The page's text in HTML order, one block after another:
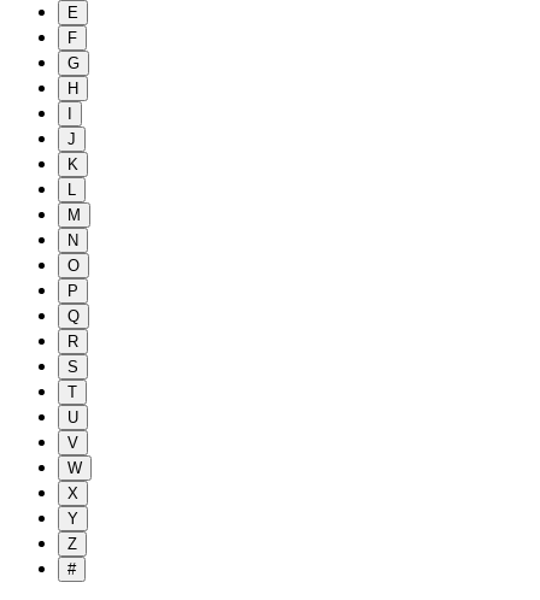
E
F
G
H
J
K
L
M
N
O
P
Q
R
S
T
U
V
W
X
Y
Z
#